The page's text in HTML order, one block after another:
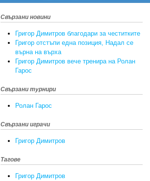
Свързани новини
Григор Димитров благодари за честитките
Григор отстъпи една позиция, Надал се
върна на върха
Григор Димитров вече тренира на Ролан
Гарос
Свързани турнири
Ролан Гарос
Свързани играчи
Григор Димитров
Тагове
Григор Димитров